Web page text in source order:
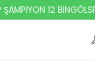
12 BİNGÖLSPOR